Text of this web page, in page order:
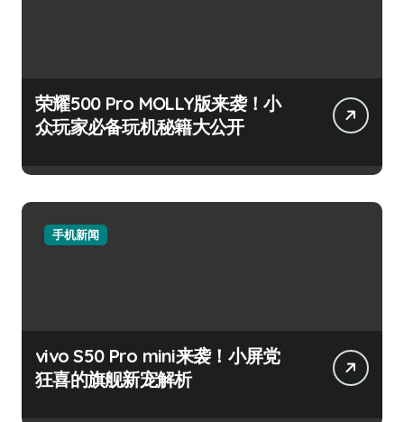
荣耀500 Pro MOLLY版来袭！小
众玩家必备玩机秘籍大公开
手机新闻
vivo S50 Pro mini来袭！小屏党
狂喜的旗舰新宠解析